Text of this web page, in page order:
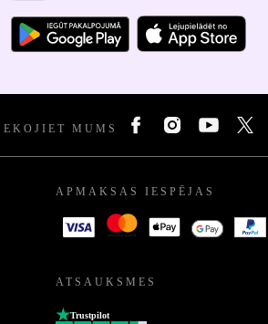
MUMS
APMAKSAS IESPĒJAS
ATSAUKSMES
Trustpilot